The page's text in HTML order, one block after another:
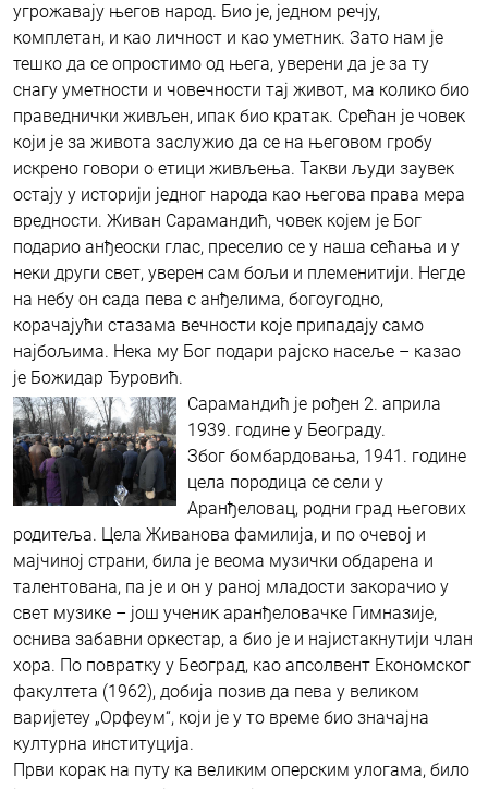
угрожавају његов народ. Био је, једном речју,
комплетан, и као личност и као уметник. Зато нам је
тешко да се опростимо од њега, уверени да је за ту
снагу уметности и човечности тај живот, ма колико био
праведнички живљен, ипак био кратак. Срећан је човек
који је за живота заслужио да се на његовом гробу
искрено говори о етици живљења. Такви људи заувек
остају у историји једног народа као његова права мера
вредности. Живан Сарамандић, човек којем је Бог
подарио анђеоски глас, преселио се у наша сећања и у
неки други свет, уверен сам бољи и племенитији. Негде
на небу он сада пева с анђелима, богоугодно,
корачајући стазама вечности које припадају само
најбољима. Нека му Бог подари рајско насеље – казао
је Божидар Ђуровић.
Сарамандић је рођен 2. априла
1939. године у Београду.
Због бомбардовања, 1941. године
цела породица се сели у
Аранђеловац, родни град његових
родитеља. Цела Живанова фамилија, и по очевој и
мајчиној страни, била је веома музички обдарена и
талентована, па је и он у раној младости закорачио у
свет музике – још ученик аранђеловачке Гимназије,
оснива забавни оркестар, а био је и најистакнутији члан
хора. По повратку у Београд, као апсолвент Економског
факултета (1962), добија позив да пева у великом
варијетеу „Орфеум“, који је у то време био значајна
културна институција.
Први корак на путу ка великим оперским улогама, било